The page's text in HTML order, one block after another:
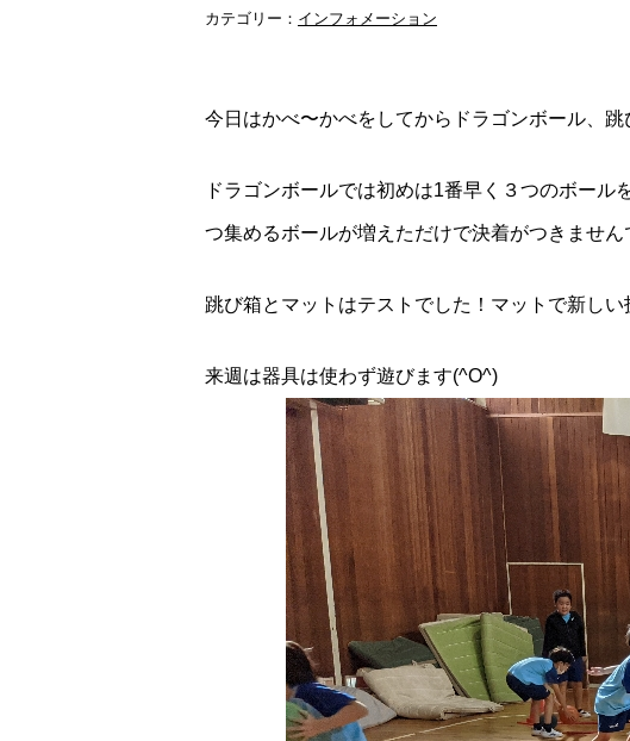
カテゴリー： インフォメーション
今日はかべ〜かべをしてからドラゴンボール、跳
ドラゴンボールでは初めは1番早く３つのボール
つ集めるボールが増えただけで決着がつきません
跳び箱とマットはテストでした！マットで新し
来週は器具は使わず遊びます(^O^)